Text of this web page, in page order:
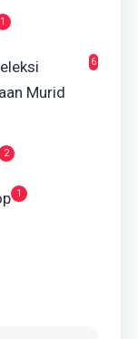
1
Murid
6
2
1